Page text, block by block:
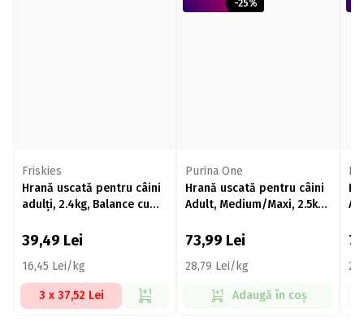
Friskies
Hrană uscată pentru câini
adulți, 2.4kg, Balance cu
39,49 Lei
16,45 Lei/kg
3 x 37,52 Lei
-25%
Purina One
Hrană uscată pentru câini
Adult, Medium/Maxi, 2.5kg,
73,99 Lei
28,79 Lei/kg
Adaugă în coș